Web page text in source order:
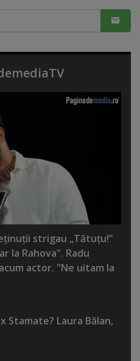
strigau „Tătuţu!”
la Rahova". Radu
actor. "Ne uitam la
Stamate? Laura Bălan,